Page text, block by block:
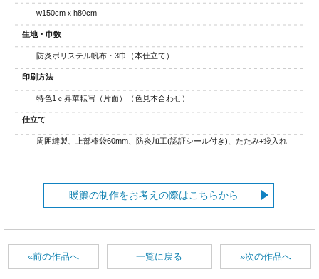
w150cmｘh80cm
生地・巾数
防炎ポリステル帆布・3巾（本仕立て）
印刷方法
特色1ｃ昇華転写（片面）（色見本合わせ）
仕立て
周囲縫製、上部棒袋60mm、防炎加工(認証シール付き)、たたみ+袋入れ
暖簾の制作をお考えの際はこちらから
«前の作品へ »次の作品へ
一覧に戻る